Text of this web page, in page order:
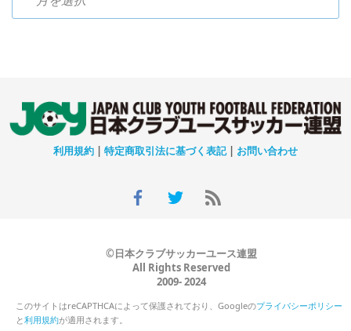
利用規約 | 特定商取引法に基づく表記| お問い合わせ
©日本クラブサッカーユース連盟
All Rights Reserved
2009- 2024
このサイトはreCAPTHCAによって保護されており、Googleのプライバシーポリシー
と利用規約が適用されます。